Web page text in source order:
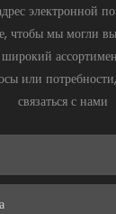
электронной
чтобы мы могли
или
связаться с нами